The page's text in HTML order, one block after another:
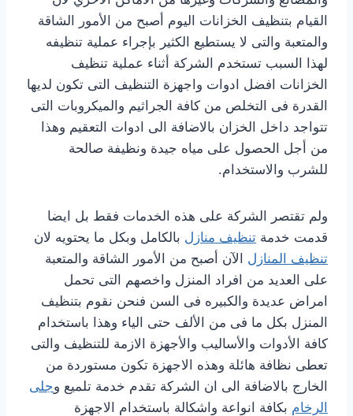
القيام بتنظيف الخزانات اليوم أصبح من الأمور الشاقة
والمتعبة والتى لا يستطيع الكثير بإجراء عملية تنظيفه
لهذا السبب تستخدم الشركة أثناء عملية تنظيف
الخزانات افضل ادوات واجهزة التنظيف التى تكون لديها
القدرة فى التخلص من كافة الجراثيم والميكروبات التى
تتواجد داخل الخزان بالاضافة الى ادوات التعقيم وهذا
من أجل الحصول على مياه جيدة ونظيفة صالحة
للشرب والاستخدام.
ولم تقتصر الشركة على هذه الخدمات فقط بل ايضا
قدمت خدمة تنظيف منازل بالكامل وبكل ما يحتويه لان
تنظيف المنازل الآن أصبح من الأمور الشاقة والمتعبة
على العديد من افراد المنزل واخصهم التى تحمل
امراض عديدة والكبيره فى السن فنحن نقوم بتنظيف
المنزل بكل ما فى من الألف حتى الياء وهذا باستخدام
كافة الأدوات والأساليب والأجهزة الازمة للتنظيف والتى
تعطى نظافة هائلة وهذه الاجهزة تكون مستوردة من
الخارج بالاضافة الى ان الشركة تقدم خدمة تلميع وجلى
الرخام بكافة انواعة واشكالة باستخدام الاجهزة